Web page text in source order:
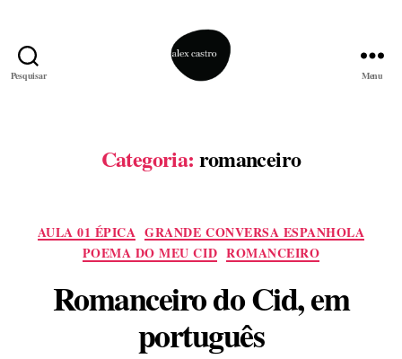
Pesquisar Menu
Categoria: romanceiro
Categorias
AULA 01 ÉPICA GRANDE CONVERSA ESPANHOLA
POEMA DO MEU CID ROMANCEIRO
Romanceiro do Cid, em
português